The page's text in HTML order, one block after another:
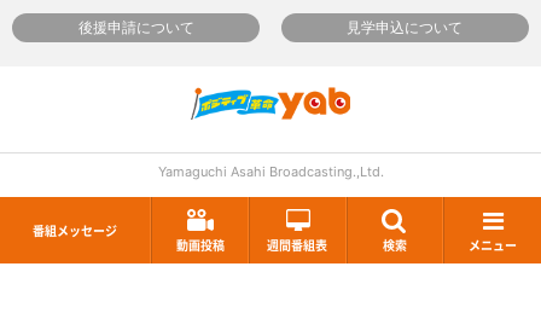
番組メッセージ
動画投稿
週間番組表 検索 メニュー
後援申請について 見学申込について
Yamaguchi Asahi Broadcasting.,Ltd.